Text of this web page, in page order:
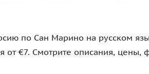
по Сан Марино на русском
от €7. Смотрите описания, цены,